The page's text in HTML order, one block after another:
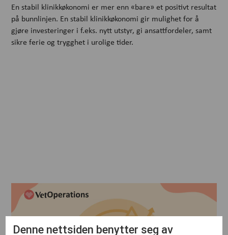
En stabil klinikkøkonomi er mer enn «bare» et positivt resultat
på bunnlinjen. En stabil klinikkøkonomi gir mulighet for å
gjøre investeringer i f.eks. nytt utstyr, gi ansattfordeler, samt
sikre ferie og trygghet i urolige tider.
Denne nettsiden benytter seg av